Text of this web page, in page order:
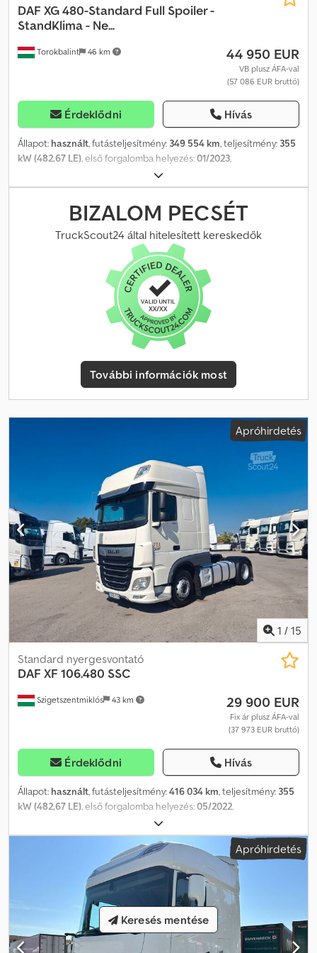
XLRTEH4300G415552, 351 427 km, állóhelyzeti klíma, új tachográf
(Gen2v2)
Torokbalint 46 km
DAF XG 480-Standard Full Spoiler -
StandKlima - Ne...
44 950 EUR
VB plusz ÁFA-val
(57 086 EUR bruttó)
Érdeklődni Hívás
Állapot: használt, futásteljesítmény: 349 554 km, teljesítmény: 355
kW (482,67 LE), első forgalomba helyezés:01/2023,
, tengelyelrendezés:
szín:fehér, vezetőfülke:alvófülke, hajtástípus:automata,
kibocsátási osztály: Euro 6 , Gyártási év: 2022, Felszereltség:
AdBlue, EBS (Elektronikus fékrendszer), elektromos
ablakemelő, ködlámpák, központi zár, légkondicionálás
További opciók és tartozékok = Csdpfx Aozrnvnsbperf -
Klímaberendezés - Légrugós ülések - Rádió/CD-lejátszó -
Alvófülke - Oldalszoknyák = Megjegyzések = DAF XG480 Standard
2022, 544 km, XLRTEF5300G439554. Teljes spoiler csomag,
állóklíma, új G2v2 tachográf, digitális kijelző = További információk
= Első tengely: Kormányzott Saját tömeg: 8 043 kg Műszaki vizsga
BIZALOM PECSÉT
TruckScout24 által hitelesített kereskedők
További információk most
Apróhirdetés
1 / 15
Szigetszentmiklós 43 km
Standard nyergesvontató
DAF XF 106.480 SSC
29 900 EUR
Fix ár plusz ÁFA-val
(37 973 EUR bruttó)
Érdeklődni Hívás
Állapot: használt, futásteljesítmény:416 034 km, teljesítmény: 355
kW (482,67 LE), első forgalomba helyezés:05/2022,
, össztömeg:
2 tengely, szín:fehér, hajtástípus:automata, kibocsátási osztály:
2022, Felszereltség:
ABS, elektronikus
stabilitásprogram (ESP), kompresszor, koromszűrő,
légkondicionálás, ABS, ASR, Euro 6,
légkondicionáló/klímaberendezés hidraulikus rendszer Codpfx
Aozq Nb Aebperf
Apróhirdetés
Keresés mentése